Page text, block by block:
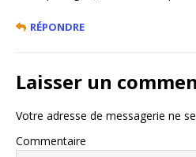
RÉPONDRE
Laisser un
Votre adresse de messagerie ne
Commentaire